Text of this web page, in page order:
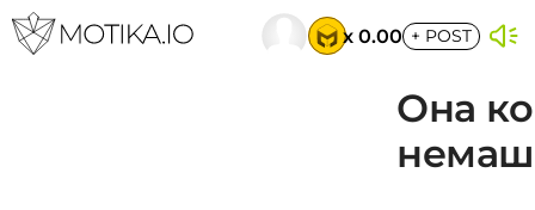
x 0.00 + POST
Она
немаш